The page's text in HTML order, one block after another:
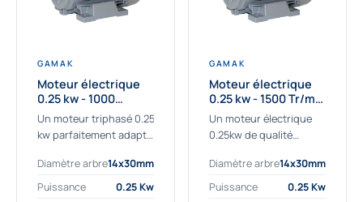
GAMAK
Moteur électrique
0.25 kw - 1000
Tr/min - 230/400V -
IE2
Un moteur triphasé 0.25
kw parfaitement adapté
sévères. Notre
important stock de
Diamètre arbre14x30mm
Puissance
0.25 Kw
GAMAK
Moteur électrique
0.25 kw - 1500 Tr/min
- 230/400V - IE2
Un moteur électrique
0.25kw de qualité
professionnels. Notre
gamme de moteurs
Diamètre arbre14x30mm
Puissance
0.25 Kw